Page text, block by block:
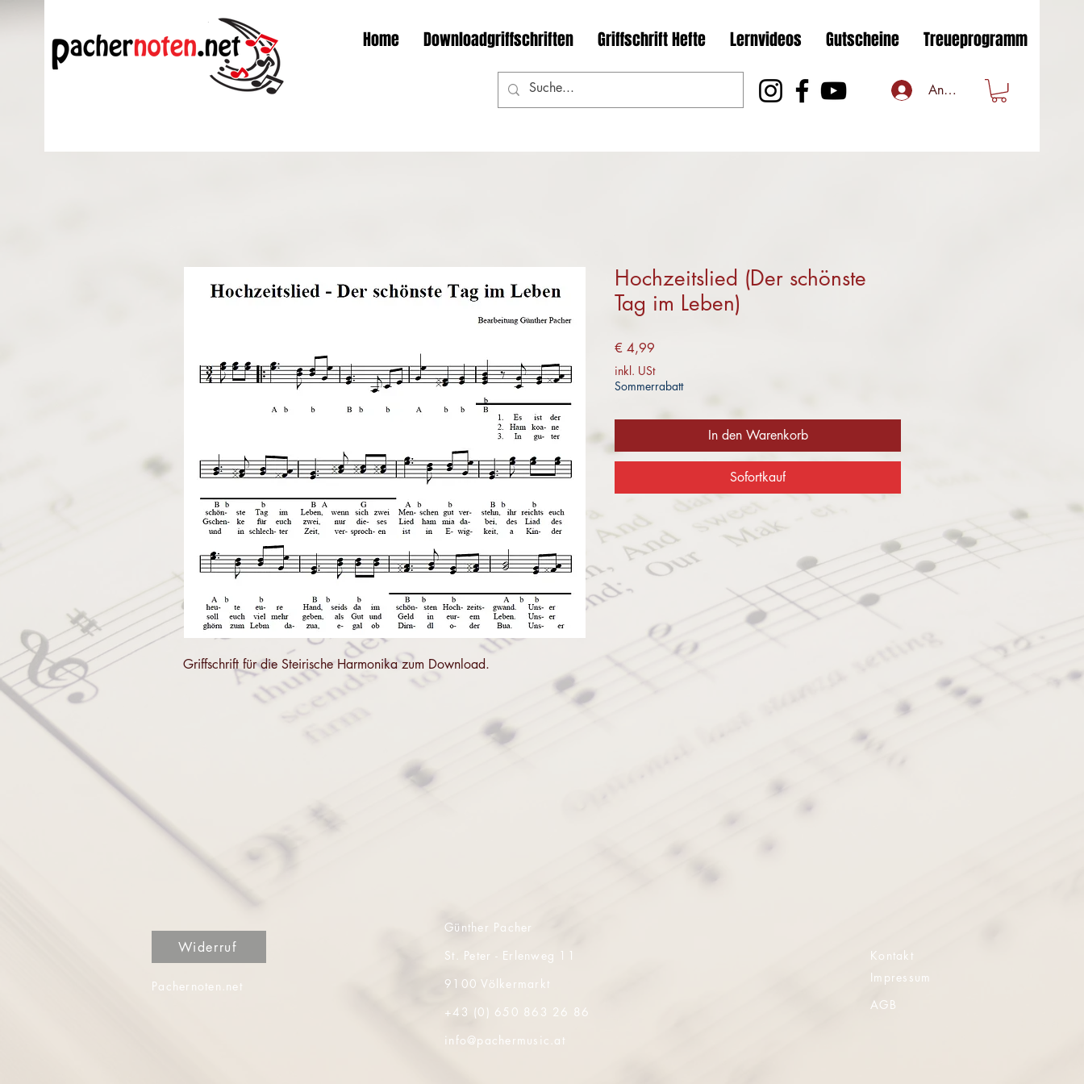
Home Downloadgriffschriften Griffschrift Hefte Lernvideos Gutscheine Treueprogramm
Anmelden
Griffschrift für die Steirische Harmonika zum Download.
Hochzeitslied (Der schönste
Tag im Leben)
€ 4,99
inkl. USt
Sommerrabatt
In den Warenkorb
Sofortkauf
Widerruf
Pachernoten.net
Günther Pacher
St. Peter - Erlenweg 11
9100 Völkermarkt
+43 (0) 650 863 26 86
info@pachermusic.at
Kontakt
Impressum
AGB